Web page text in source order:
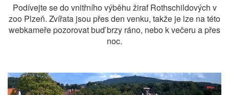
Podívejte se do vnitřního výběhu žiraf Rothschildových v
zoo Plzeň. Zvířata jsou přes den venku, takže je lze na této
webkameře pozorovat buď brzy ráno, nebo k večeru a přes
noc.